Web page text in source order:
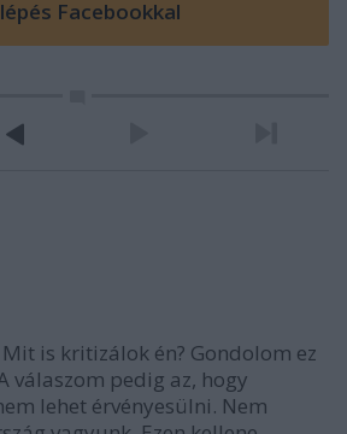
is kritizálok én? Gondolom ez
válaszom pedig az, hogy
lehet érvényesülni. Nem